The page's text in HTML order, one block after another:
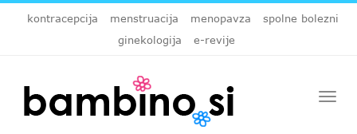
kontracepcija menstruacija menopavza
spolne bolezni
ginekologija
e-revije